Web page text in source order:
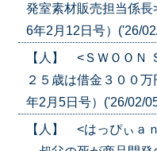
発室素材販売担当係
6年2月12日号）('26/
【人】 <ＳＷＯＯＮ
２５歳は借金３００
年2月5日号）('26/02/
【人】 <はっぴぃａ